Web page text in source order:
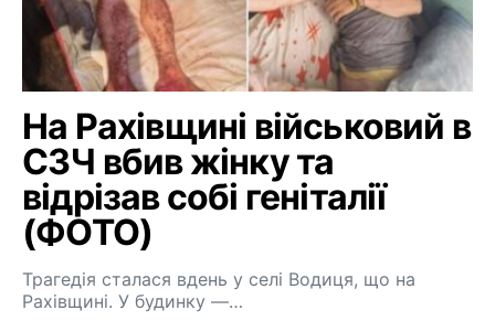
На Рахівщині військовий в
СЗЧ вбив жінку та
відрізав собі геніталії
(ФОТО)
Трагедія сталася вдень у селі Водиця, що на
Рахівщині. У будинку —…